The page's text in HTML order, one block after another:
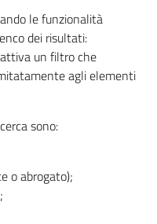
le funzionalità
dei risultati:
un filtro che
agli elementi
sono:
o abrogato);